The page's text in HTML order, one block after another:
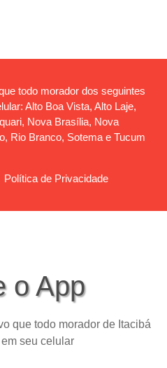
todo morador dos seguintes
Alto Boa Vista, Alto Laje,
Nova Brasília, Nova
Rio Branco, Sotema e Tucum
Política de Privacidade
o App
que todo morador de Itacibá
seu celular